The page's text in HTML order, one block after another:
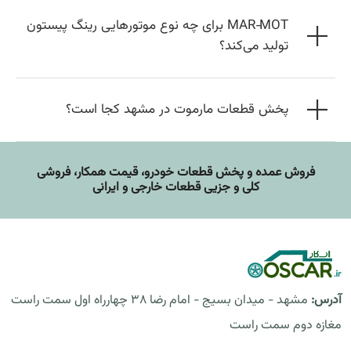
MAR‑MOT برای چه نوع موتورهایی رینگ پیستون
تولید می‌کند؟
پخش قطعات مارموت در مشهد کجا است؟
فروش عمده و پخش قطعات خودرو، قيمت همکار، فروشی
کلی و جزیی قطعات خارجی و ایرانی
آدرس:
مشهد - میدان بسیج - امام رضا 38 چهارراه اول سمت راست
مغازه دوم سمت راست